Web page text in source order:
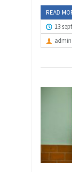
READ
13
admin